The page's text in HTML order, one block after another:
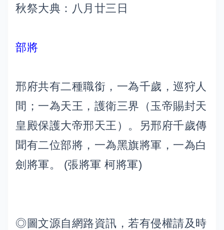
秋祭大典：八月廿三日
部將
邢府共有二種職銜，一為千歲，巡狩人
間；一為天王，護衛三界（玉帝賜封天
皇殿保護大帝邢天王）。另邢府千歲傳
聞有二位部將，一為黑旗將軍，一為白
劍將軍。 (張將軍 柯將軍)
◎圖文源自網路資訊，若有侵權請及時